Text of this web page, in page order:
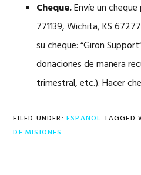
Cheque.Envíe un
771139, Wichita, KS
su cheque: “Giron
donaciones de manera
trimestral, etc.). Hacer
FILED UNDER: ESPAÑOL TAGGED
DE MISIONES